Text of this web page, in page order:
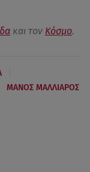
και τον Κόσμο.
ΜΑΝΟΣ ΜΑΛΛΙΑΡΟΣ